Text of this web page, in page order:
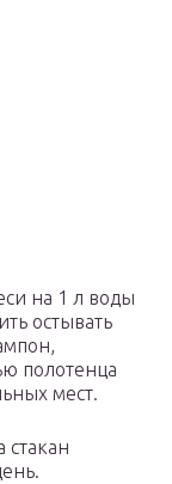
на 1 л воды
остывать
полотенца
мест.
стакан